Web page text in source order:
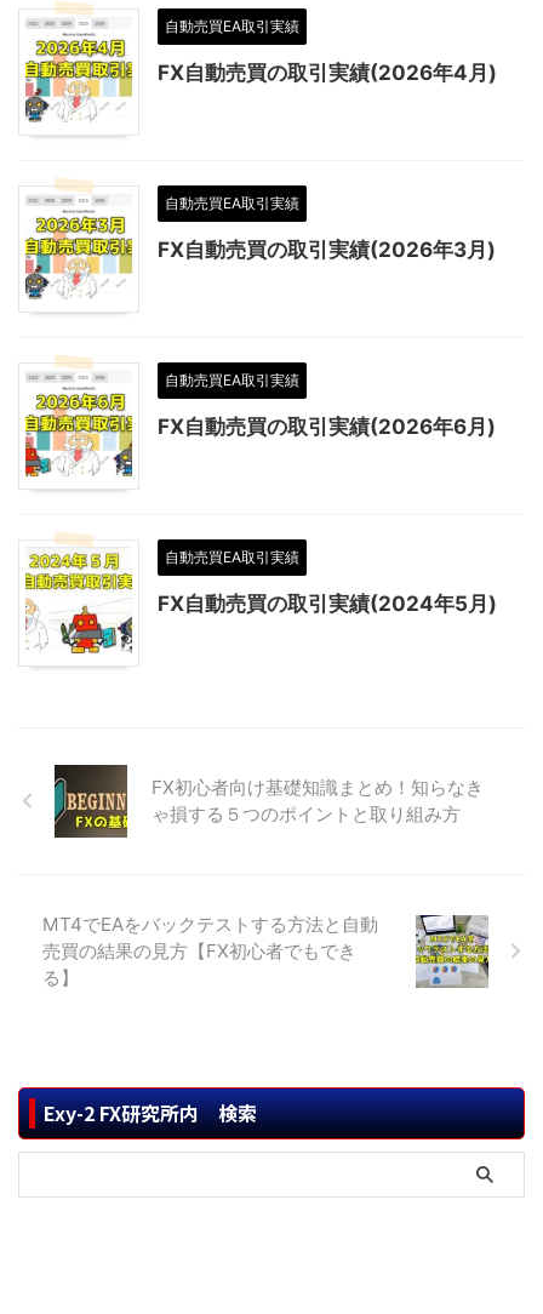
自動売買EA取引実績
FX自動売買の取引実績(2026年4月)
自動売買EA取引実績
FX自動売買の取引実績(2026年3月)
自動売買EA取引実績
FX自動売買の取引実績(2026年6月)
自動売買EA取引実績
FX自動売買の取引実績(2024年5月)
FX初心者向け基礎知識まとめ！知らなき
ゃ損する５つのポイントと取り組み方
MT4でEAをバックテストする方法と自動
売買の結果の見方【FX初心者でもでき
る】
Exy-2 FX研究所内 検索